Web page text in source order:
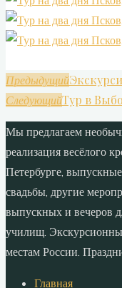
Предыдущий
СледующийТур в
Мы предлагаем
реализация весёлого
Петербурге,
свадьбы, другие
выпускных и вечеров
училищ.
местам России.
Главная